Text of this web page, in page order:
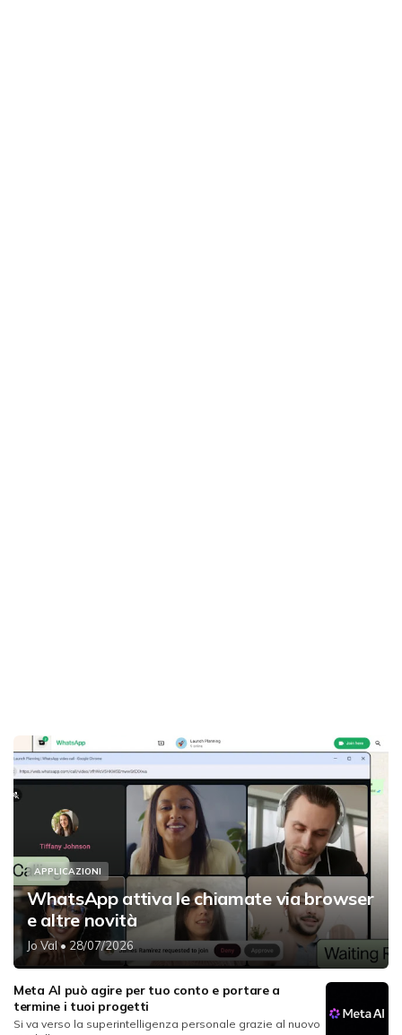
APPLICAZIONI
WhatsApp attiva le chiamate via browser
e altre novità
Jo Val• 28/07/2026
Meta AI può agire per tuo conto e portare a
termine i tuoi progetti
Si va verso la superintelligenza personale grazie al nuovo